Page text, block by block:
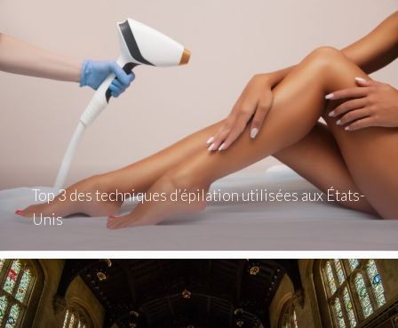
Top 3 des techniques d’épilation utilisées aux États-
Unis